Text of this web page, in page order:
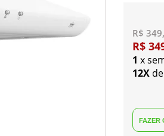
R$
R$
1 x
12X de